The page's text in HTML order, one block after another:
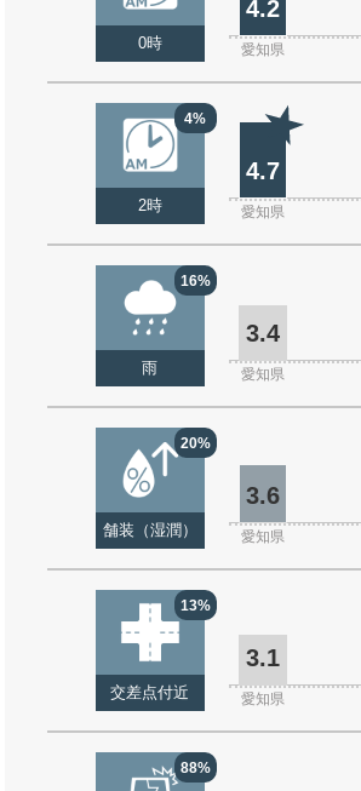
0時
4.2
愛知県
4%
2時
4.7
愛知県
16%
雨
3.4
愛知県
20%
舗装（湿潤）
3.6
愛知県
13%
交差点付近
3.1
愛知県
88%